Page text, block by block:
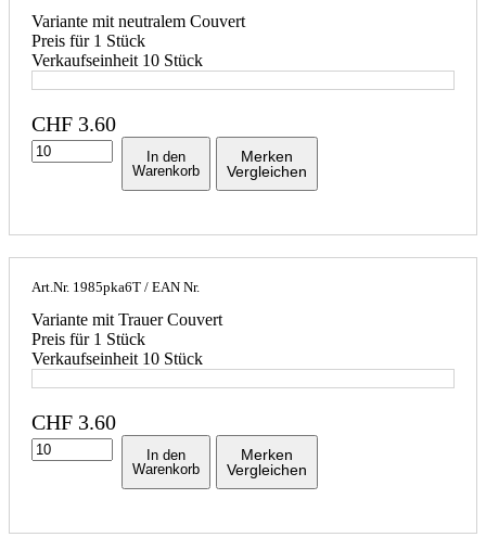
Variante mit neutralem Couvert
Preis für 1 Stück
Verkaufseinheit 10 Stück
CHF 3.60
In den
Warenkorb
Merken
Vergleichen
Art.Nr. 1985pka6T / EAN Nr.
Variante mit Trauer Couvert
Preis für 1 Stück
Verkaufseinheit 10 Stück
CHF 3.60
In den
Warenkorb
Merken
Vergleichen